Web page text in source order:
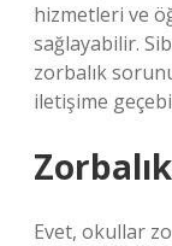
hizmetleri ve
sağlayabilir.
zorbalık
iletişime
Evet, okullar